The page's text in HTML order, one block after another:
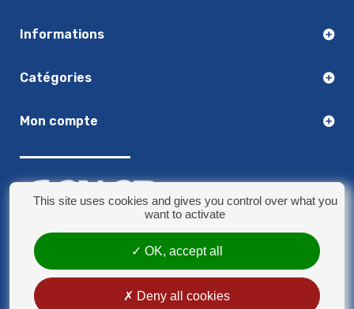
Informations
Catégories
Mon compte
8 rue Jules Verne - 59790 Ronchin
contact@sonorplus.com
This site uses cookies and gives you control over what you
want to activate
OK, accept all
Deny all cookies